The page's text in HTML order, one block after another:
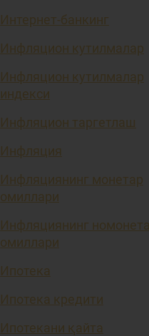
Интернет-банкинг
Инфляцион кутилмалар
Инфляцион кутилмалар
индекси
Инфляцион таргетлаш
Инфляция
Инфляциянинг монетар
омиллари
Инфляциянинг
омиллари
Ипотека
Ипотека кредити
Ипотекани қайта